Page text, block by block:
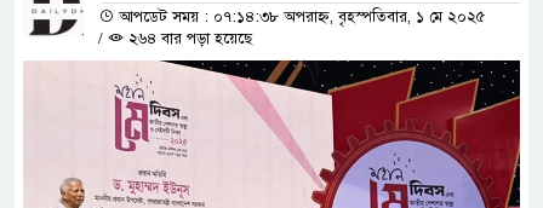
আপডেট সময় : ০৭:১৪:৩৮ অপরাহ্ন, বৃহস্পতিবার, ১ মে ২০২৫
/
২৬৪ বার পড়া হয়েছে